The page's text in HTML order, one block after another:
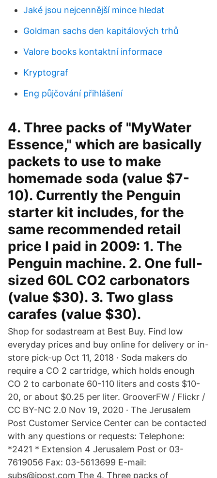
Jaké jsou nejcennější mince hledat
Goldman sachs den kapitálových trhů
Valore books kontaktní informace
Kryptograf
Eng půjčování přihlášení
4. Three packs of "MyWater
Essence," which are basically
packets to use to make
homemade soda (value $7-
10). Currently the Penguin
starter kit includes, for the
same recommended retail
price I paid in 2009: 1. The
Penguin machine. 2. One full-
sized 60L CO2 carbonators
(value $30). 3. Two glass
carafes (value $30).
Shop for sodastream at Best Buy. Find low
everyday prices and buy online for delivery or in-
store pick-up Oct 11, 2018 · Soda makers do
require a CO 2 cartridge, which holds enough
CO 2 to carbonate 60-110 liters and costs $10-
20, or about $0.25 per liter. GrooverFW / Flickr /
CC BY-NC 2.0 Nov 19, 2020 · The Jerusalem
Post Customer Service Center can be contacted
with any questions or requests: Telephone:
*2421 * Extension 4 Jerusalem Post or 03-
7619056 Fax: 03-5613699 E-mail:
subs@jpost.com The 4. Three packs of